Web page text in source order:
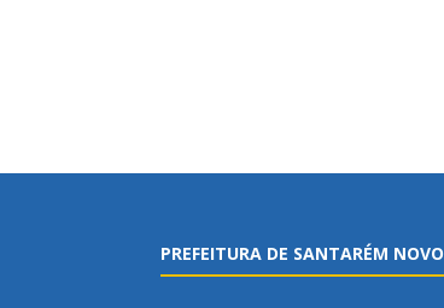
PREFEITURA DE SANTARÉM NOVO